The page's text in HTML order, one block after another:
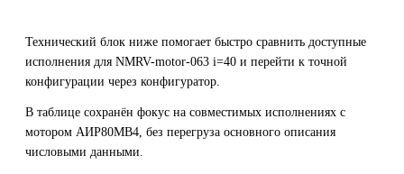
Технический блок ниже помогает быстро сравнить доступные
исполнения для NMRV-motor-063 i=40 и перейти к точной
конфигурации через конфигуратор.
В таблице сохранён фокус на совместимых исполнениях с
мотором АИР80MB4, без перегруза основного описания
числовыми данными.